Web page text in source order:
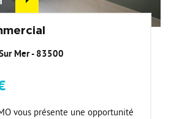
Mer - 83500
vous présente une opportunité